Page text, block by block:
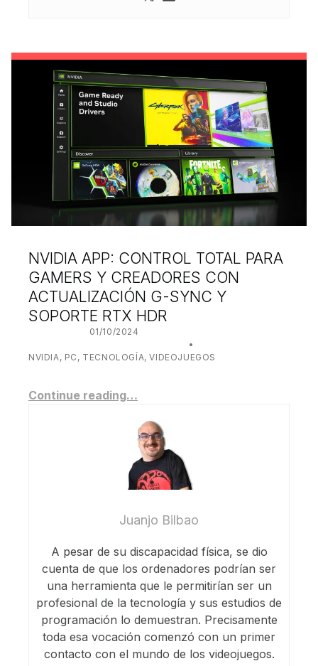
NVIDIA APP: CONTROL TOTAL PARA
GAMERS Y CREADORES CON
ACTUALIZACIÓN G-SYNC Y
SOPORTE RTX HDR
01/10/2024
NVIDIA, PC , TECNOLOGÍA,VIDEOJUEGOS
Continue reading…
Juanjo Bilbao
A pesar de su discapacidad física, se dio
cuenta de que los ordenadores podrían ser
una herramienta que le permitirían ser un
profesional de la tecnología y sus estudios de
programación lo demuestran. Precisamente
toda esa vocación comenzó con un primer
contacto con el mundo de los videojuegos.